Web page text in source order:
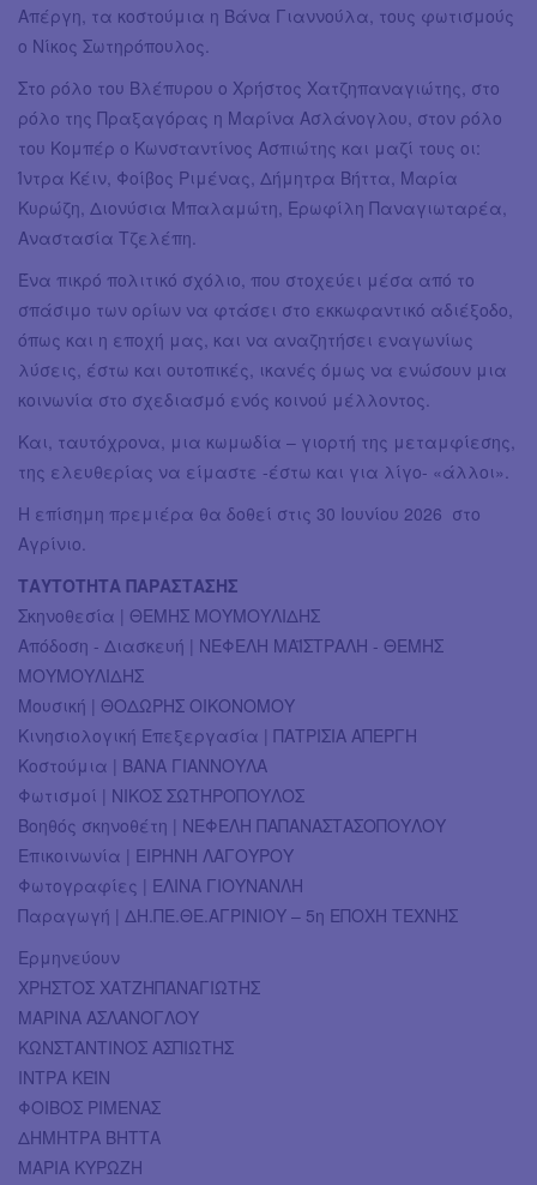
Απέργη, τα κοστούμια η Βάνα Γιαννούλα, τους φωτισμούς
ο Νίκος Σωτηρόπουλος.
Στο ρόλο του Βλέπυρου ο Χρήστος Χατζηπαναγιώτης, στο
ρόλο της Πραξαγόρας η Μαρίνα Ασλάνογλου, στον ρόλο
του Κομπέρ ο Κωνσταντίνος Ασπιώτης και μαζί τους οι:
Ίντρα Κέιν, Φοίβος Ριμένας, Δήμητρα Βήττα, Μαρία
Κυρώζη, Διονύσια Μπαλαμώτη, Ερωφίλη Παναγιωταρέα,
Αναστασία Τζελέπη.
Ένα πικρό πολιτικό σχόλιο, που στοχεύει μέσα από το
σπάσιμο των ορίων να φτάσει στο εκκωφαντικό αδιέξοδο,
όπως και η εποχή μας, και να αναζητήσει εναγωνίως
λύσεις, έστω και ουτοπικές, ικανές όμως να ενώσουν μια
κοινωνία στο σχεδιασμό ενός κοινού μέλλοντος.
Και, ταυτόχρονα, μια κωμωδία – γιορτή της μεταμφίεσης,
της ελευθερίας να είμαστε -έστω και για λίγο- «άλλοι».
Η επίσημη πρεμιέρα θα δοθεί στις 30 Ιουνίου 2026 στο
Αγρίνιο.
ΤΑΥΤΟΤΗΤΑ ΠΑΡΑΣΤΑΣΗΣ
Σκηνοθεσία | ΘΕΜΗΣ ΜΟΥΜΟΥΛΙΔΗΣ
Απόδοση - Διασκευή | ΝΕΦΕΛΗ ΜΑΪΣΤΡΑΛΗ - ΘΕΜΗΣ
ΜΟΥΜΟΥΛΙΔΗΣ
Μουσική | ΘΟΔΩΡΗΣ ΟΙΚΟΝΟΜΟΥ
Κινησιολογική Επεξεργασία | ΠΑΤΡΙΣΙΑ ΑΠΕΡΓΗ
Κοστούμια | ΒΑΝΑ ΓΙΑΝΝΟΥΛΑ
Φωτισμοί | ΝΙΚΟΣ ΣΩΤΗΡΟΠΟΥΛΟΣ
Βοηθός σκηνοθέτη | ΝΕΦΕΛΗ ΠΑΠΑΝΑΣΤΑΣΟΠΟΥΛΟΥ
Επικοινωνία | ΕΙΡΗΝΗ ΛΑΓΟΥΡΟΥ
Φωτογραφίες | ΕΛΙΝΑ ΓΙΟΥΝΑΝΛΗ
Παραγωγή | ΔΗ.ΠΕ.ΘΕ.ΑΓΡΙΝΙΟΥ – 5η ΕΠΟΧΗ ΤΕΧΝΗΣ
Ερμηνεύουν
ΧΡΗΣΤΟΣ ΧΑΤΖΗΠΑΝΑΓΙΩΤΗΣ
ΜΑΡΙΝΑ ΑΣΛΑΝΟΓΛΟΥ
ΚΩΝΣΤΑΝΤΙΝΟΣ ΑΣΠΙΩΤΗΣ
ΙΝΤΡΑ ΚΕΪΝ
ΦΟΙΒΟΣ ΡΙΜΕΝΑΣ
ΔΗΜΗΤΡΑ ΒΗΤΤΑ
ΜΑΡΙΑ ΚΥΡΩΖΗ